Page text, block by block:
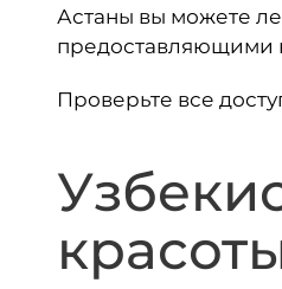
Астаны вы можете
предоставляющими
Проверьте все